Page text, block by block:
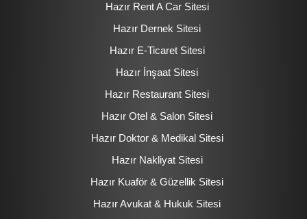
Hazır Rent A Car Sitesi
Hazır Dernek Sitesi
Hazır E-Ticaret Sitesi
Hazır İnşaat Sitesi
Hazır Restaurant Sitesi
Hazır Otel & Salon Sitesi
Hazır Doktor & Medikal Sitesi
Hazır Nakliyat Sitesi
Hazır Kuaför & Güzellik Sitesi
Hazır Avukat & Hukuk Sitesi